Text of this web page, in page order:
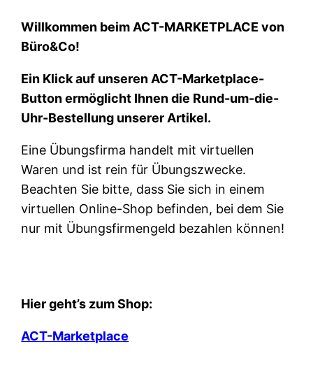
Willkommen beim ACT-MARKETPLACE von
Büro&Co!
Ein Klick auf unseren ACT-Marketplace-
Button ermöglicht Ihnen die Rund-um-die-
Uhr-Bestellung unserer Artikel.
Eine Übungsfirma handelt mit virtuellen
Waren und ist rein für Übungszwecke.
Beachten Sie bitte, dass Sie sich in einem
virtuellen Online-Shop befinden, bei dem Sie
nur mit Übungsfirmengeld bezahlen können!
Hier geht’s zum Shop:
ACT-Marketplace